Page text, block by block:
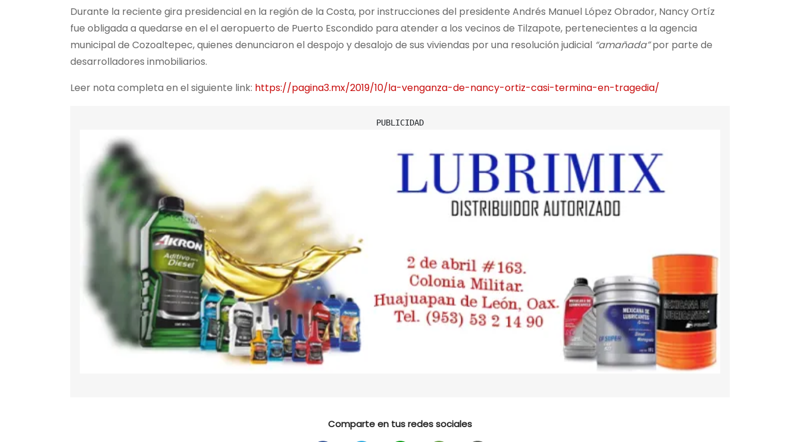
Durante la reciente gira presidencial en la región de la Costa, por instrucciones del presidente Andrés Manuel López Obrador, Nancy Ortíz
fue obligada a quedarse en el el aeropuerto de Puerto Escondido para atender a los vecinos de Tilzapote, pertenecientes a la agencia
municipal de Cozoaltepec, quienes denunciaron el despojo y desalojo de sus viviendas por una resolución judicial “amañada”por parte de
desarrolladores inmobiliarios.
Leer nota completa en el siguiente link: https://pagina3.mx/2019/10/la-venganza-de-nancy-ortiz-casi-termina-en-tragedia/
Comparte en tus redes sociales